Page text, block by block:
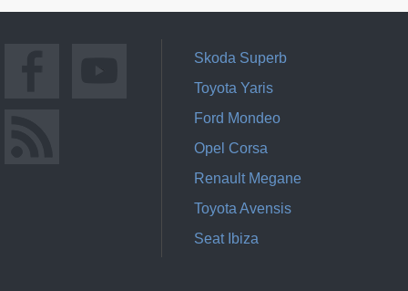
Skoda Superb
Toyota Yaris
Ford Mondeo
Opel Corsa
Renault Megane
Toyota Avensis
Seat Ibiza